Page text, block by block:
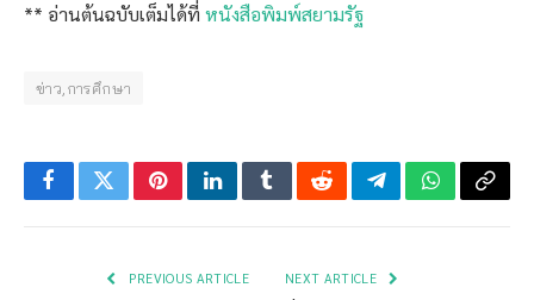
** อ่านต้นฉบับเต็มได้ที่ หนังสือพิมพ์สยามรัฐ
ข่าว,การศึกษา
FacebookTwitterPinterestLinkedInTumblrRedditTelegramWhatsApp
Copy
PREVIOUS ARTICLE NEXT ARTICLE